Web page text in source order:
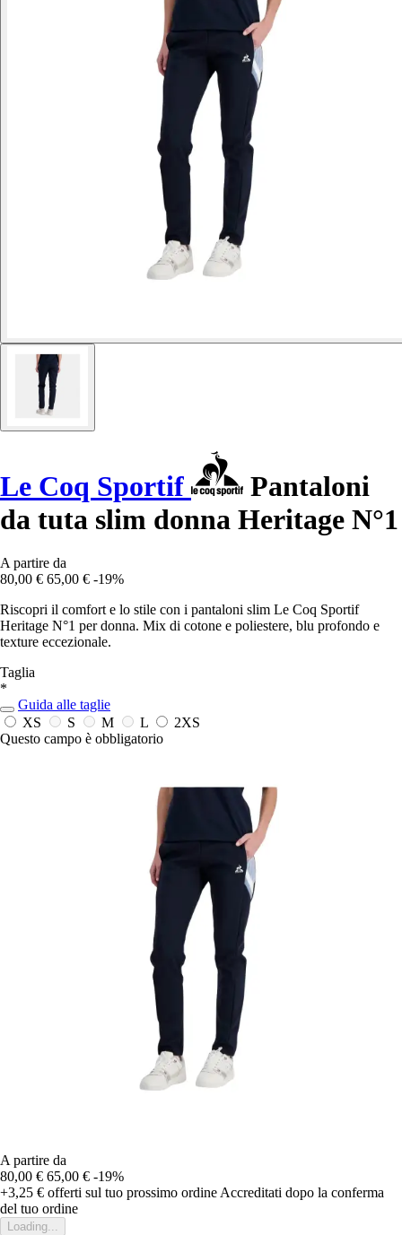
Le Coq Sportif
Pantaloni
da tuta slim donna Heritage N°1
A partire da
80,00 € 65,00 € -19%
Riscopri il comfort e lo stile con i pantaloni slim Le Coq Sportif
Heritage N°1 per donna. Mix di cotone e poliestere, blu profondo e
texture eccezionale.
Taglia
*
Guida alle taglie
XS
S M L
2XS
Questo campo è obbligatorio
A partire da
80,00 € 65,00 € -19%
+3,25 € offerti sul tuo prossimo ordine Accreditati dopo la conferma
del tuo ordine
Loading...